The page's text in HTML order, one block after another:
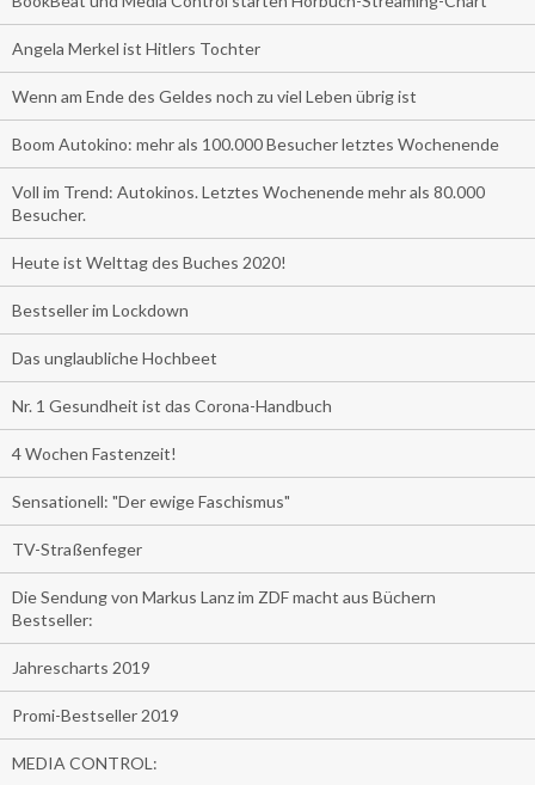
Angela Merkel ist Hitlers Tochter
Wenn am Ende des Geldes noch zu viel Leben übrig ist
Boom Autokino: mehr als 100.000 Besucher letztes Wochenende
Voll im Trend: Autokinos. Letztes Wochenende mehr als 80.000
Besucher.
Heute ist Welttag des Buches 2020!
Bestseller im Lockdown
Das unglaubliche Hochbeet
Nr. 1 Gesundheit ist das Corona-Handbuch
4 Wochen Fastenzeit!
Sensationell: "Der ewige Faschismus"
TV-Straßenfeger
Die Sendung von Markus Lanz im ZDF macht aus Büchern
Bestseller:
Jahrescharts 2019
Promi-Bestseller 2019
MEDIA CONTROL: